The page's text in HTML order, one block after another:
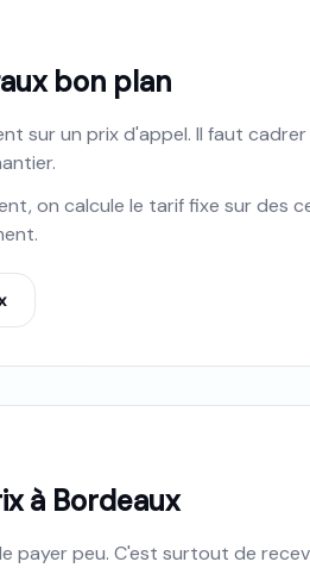
bon plan
sur un prix d'appel. Il faut
on calcule le tarif fixe sur des
à Bordeaux
payer peu. C'est surtout de